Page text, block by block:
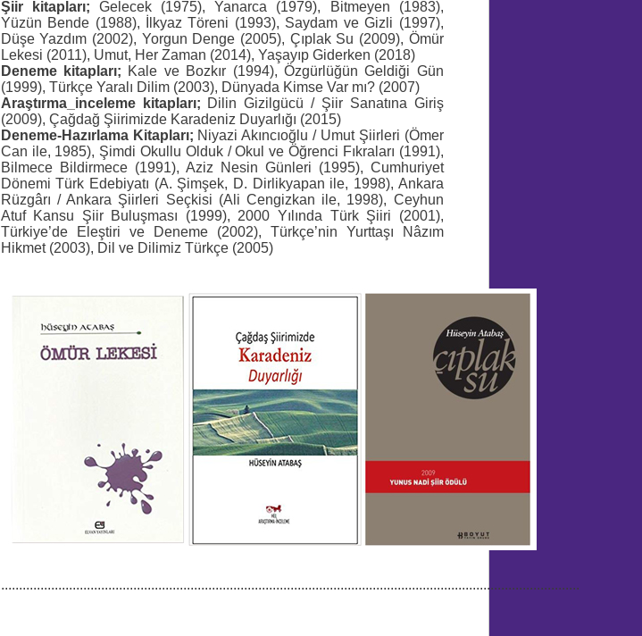
Şiir kitapları;Gelecek (1975), Yanarca (1979), Bitmeyen (1983),
Yüzün Bende (1988), İlkyaz Töreni (1993), Saydam ve Gizli (1997),
Düşe Yazdım (2002), Yorgun Denge (2005), Çıplak Su (2009), Ömür
Lekesi (2011), Umut, Her Zaman (2014), Yaşayıp Giderken (2018)
Deneme kitapları; Kale ve Bozkır (1994), Özgürlüğün Geldiği Gün
(1999), Türkçe Yaralı Dilim (2003), Dünyada Kimse Var mı? (2007)
Araştırma_inceleme kitapları; Dilin Gizilgücü / Şiir Sanatına Giriş
(2009), Çağdağ Şiirimizde Karadeniz Duyarlığı (2015)
Deneme-Hazırlama Kitapları; Niyazi Akıncıoğlu / Umut Şiirleri (Ömer
Can ile, 1985), Şimdi Okullu Olduk / Okul ve Öğrenci Fıkraları (1991),
Bilmece Bildirmece (1991), Aziz Nesin Günleri (1995), Cumhuriyet
Dönemi Türk Edebiyatı (A. Şimşek, D. Dirlikyapan ile, 1998), Ankara
Rüzgârı / Ankara Şiirleri Seçkisi (Ali Cengizkan ile, 1998), Ceyhun
Atuf Kansu Şiir Buluşması (1999), 2000 Yılında Türk Şiiri (2001),
Türkiye’de Eleştiri ve Deneme (2002), Türkçe’nin Yurttaşı Nâzım
Hikmet (2003), Dil ve Dilimiz Türkçe (2005)
..................................................................................................................................................................